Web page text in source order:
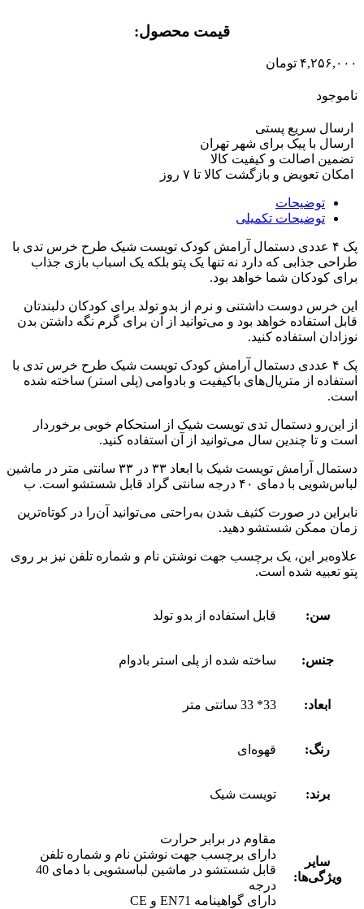
قیمت محصول:​
۴,۲۵۶,۰۰۰ تومان
ناموجود
ارسال سریع پستی
ارسال با پیک برای شهر تهران
تضمین اصالت و کیفیت کالا
امکان تعویض و بازگشت کالا تا ۷ روز
توضیحات
توضیحات تکمیلی
پک ۴ عددی دستمال آرامش کودک تویست شیک طرح خرس تدی با
طراحی جذابی که دارد نه تنها یک پتو بلکه یک اسباب بازی جذاب
برای کودکان شما خواهد بود.
این خرس دوست داشتنی و نرم از بدو تولد برای کودکان دلبندتان
قابل استفاده خواهد بود و می‌توانید از آن برای گرم نگه داشتن بدن
نوزادان استفاده کنید.
پک ۴ عددی دستمال آرامش کودک تویست شیک طرح خرس تدی با
استفاده از متریال‌های باکیفیت و بادوامی (پلی استر) ساخته شده
است.
از این‌رو دستمال تدی تویست شیک از استحکام خوبی برخوردار
است و تا چندین سال می‌توانید از آن استفاده کنید.
دستمال آرامش تویست شیک با ابعاد ۳۳ در ۳۳ سانتی متر در ماشین
لباس‌شویی با دمای ۴۰ درجه سانتی گراد قابل شستشو است. ب
نابراین در صورت کثیف شدن به‌راحتی می‌توانید آن‌را در کوتاه‌ترین
زمان ممکن شستشو دهید.
علاوه‌بر این، یک برچسب جهت نوشتن نام و شماره تلفن نیز بر روی
پتو تعبیه شده است.
سن: قابل استفاده از بدو تولد
جنس: ساخته شده از پلی استر بادوام
ابعاد: 33* 33 سانتی متر
رنگ: قهوه‌ای
برند: تویست شیک
سایر
ویژگی‌ها:
مقاوم در برابر حرارت
دارای برچسب جهت نوشتن نام و شماره تلفن
قابل شستشو در ماشین لباسشویی با دمای 40
درجه
دارای گواهینامه EN71 و CE